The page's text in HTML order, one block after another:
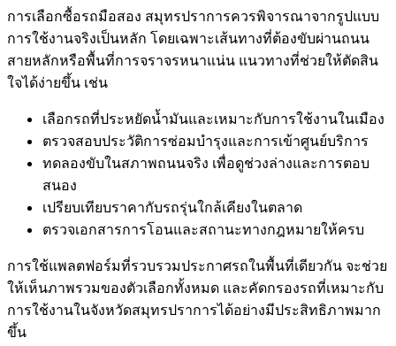
การเลือกซื้อรถมือสอง สมุทรปราการควรพิจารณาจากรูปแบบ
การใช้งานจริงเป็นหลัก โดยเฉพาะเส้นทางที่ต้องขับผ่านถนน
สายหลักหรือพื้นที่การจราจรหนาแน่น แนวทางที่ช่วยให้ตัดสิน
ใจได้ง่ายขึ้น เช่น
เลือกรถที่ประหยัดน้ำมันและเหมาะกับการใช้งานในเมือง
ตรวจสอบประวัติการซ่อมบำรุงและการเข้าศูนย์บริการ
ทดลองขับในสภาพถนนจริง เพื่อดูช่วงล่างและการตอบ
สนอง
เปรียบเทียบราคากับรถรุ่นใกล้เคียงในตลาด
ตรวจเอกสารการโอนและสถานะทางกฎหมายให้ครบ
การใช้แพลตฟอร์มที่รวบรวมประกาศรถในพื้นที่เดียวกัน จะช่วย
ให้เห็นภาพรวมของตัวเลือกทั้งหมด และคัดกรองรถที่เหมาะกับ
การใช้งานในจังหวัดสมุทรปราการได้อย่างมีประสิทธิภาพมาก
ขึ้น